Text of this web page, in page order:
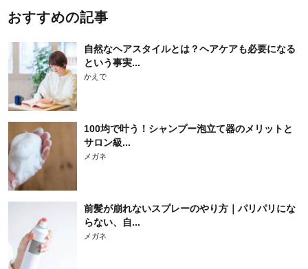
おすすめの記事
自然なヘアスタイルとは？ヘアケアも必要になる
という事実...
かえで
100均で叶う！シャンプー泡立て器のメリットと
サロン級...
メガネ
前髪が崩れないスプレーのやり方｜パリパリにな
らない、自...
メガネ